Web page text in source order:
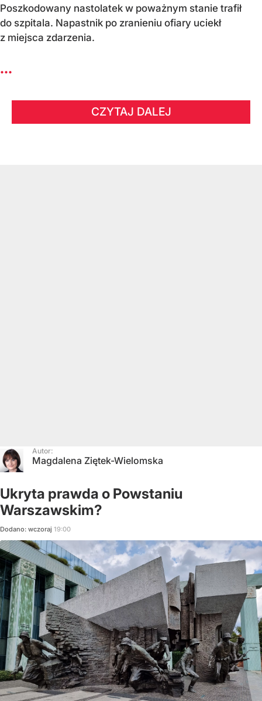
Poszkodowany nastolatek w poważnym stanie trafił
do szpitala. Napastnik po zranieniu ofiary uciekł
z miejsca zdarzenia.
...
CZYTAJ DALEJ
Autor:
Magdalena Ziętek-Wielomska
Ukryta prawda o Powstaniu
Warszawskim?
Dodano: wczoraj 19:00